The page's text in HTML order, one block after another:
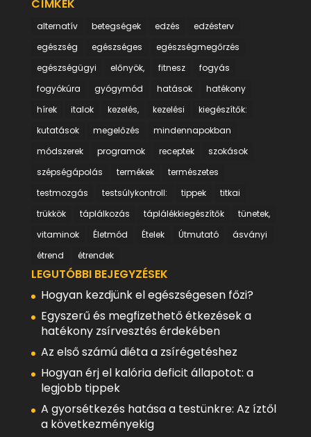
CÍMKÉK
alternatív betegségek edzés
edzésterv
egészség
egészséges
egészségmegőrzés
egészségügyi
előnyök, fitnesz
fogyás
fogyókúra
gyógymód hatások
hatékony
hírek
italok kezelés, kezelési
kiegészítők:
kutatások
megelőzés
mindennapokban
módszerek
programok receptek
szokások
szépségápolás
termékek
természetes
testmozgás
testsúlykontroll: tippek
titkai
trükkök
táplálkozás táplálékkiegészítők
tünetek,
vitaminok
Életmód Ételek Útmutató
ásványi
étrend
étrendek
LEGUTÓBBI BEJEGYZÉSEK
Hogyan kezdjünk el egészségesen főzi?
Egyszerű és megfizethető étkezések a
hatékony zsírvesztés érdekében
Az első számú diéta a zsírégetéshez
Hogyan érj el kalória deficit állapotot: a
legjobb tippek
A gyorsétkezés hatása a testünkre: Az íztől
a következményekig